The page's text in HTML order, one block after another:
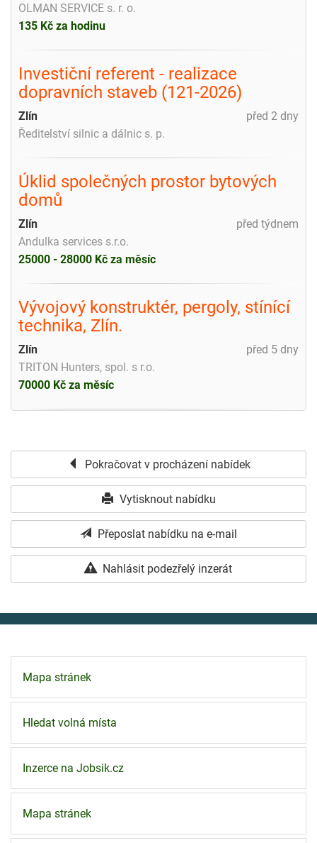
OLMAN SERVICE s. r. o.
135 Kč za hodinu
Investiční referent - realizace
dopravních staveb (121-2026)
před 2 dny
Zlín
Ředitelství silnic a dálnic s. p.
Úklid společných prostor bytových
domů
před týdnem
Zlín
Andulka services s.r.o.
25000 - 28000 Kč za měsíc
Vývojový konstruktér, pergoly, stínící
technika, Zlín.
před 5 dny
Zlín
TRITON Hunters, spol. s r.o.
70000 Kč za měsíc
Pokračovat v procházení nabídek
Vytisknout nabídku
Přeposlat nabídku na e-mail
Nahlásit podezřelý inzerát
Mapa stránek
Hledat volná místa
Inzerce na Jobsik.cz
Mapa stránek